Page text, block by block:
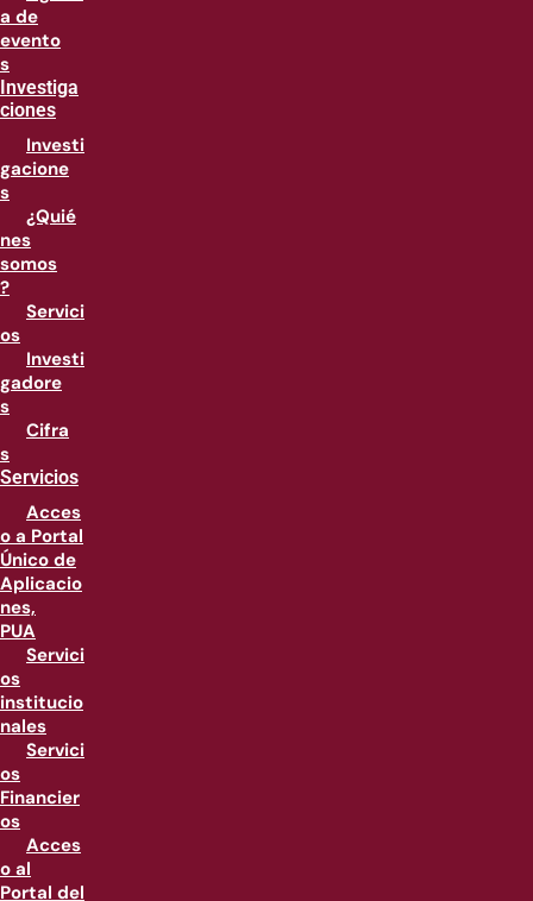
a de
evento
s
Investiga
ciones
Investi
gacione
s
¿Quié
nes
somos
?
Servici
os
Investi
gadore
s
Cifra
s
Servicios
Acces
o a Portal
Único de
Aplicacio
nes,
PUA
Servici
os
institucio
nales
Servici
os
Financier
os
Acces
o al
Portal del